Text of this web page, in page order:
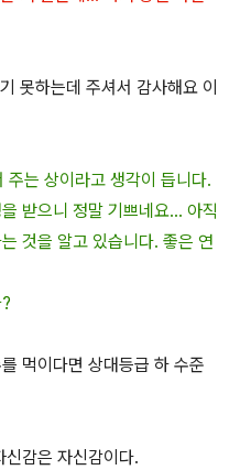
못하는데 주셔서 감사해요 이
는 상이라고 생각이 듭니다.
받으니 정말 기쁘네요... 아직
것을 알고 있습니다. 좋은 연
먹이다면 상대등급 하 수준
감은 자신감이다.